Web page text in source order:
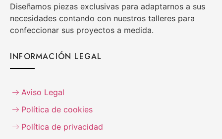
Diseñamos piezas exclusivas para adaptarnos a sus
necesidades contando con nuestros talleres para
confeccionar sus proyectos a medida.
INFORMACIÓN LEGAL
Aviso Legal
Política de cookies
Política de privacidad